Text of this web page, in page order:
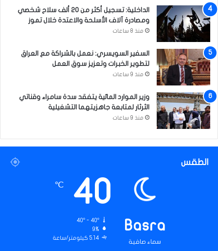
الداخلية: تسجيل أكثر من 20 ألف سلاح شخصي
ومصادرة آلاف الأسلحة والاعتدة خلال تموز
منذ 8 ساعات
السفير السويسري: نعمل بالشراكة مع العراق
لتطوير الخبرات وتعزيز سوق العمل
منذ 9 ساعات
وزير الموارد المائية يتفقد سدة سامراء وقناتي
الثرثار لمتابعة جاهزيتهما التشغيلية
منذ 9 ساعات
الطقس
Basra
سماء صافية
40
℃
40º - 40º
9%
5.14 كيلومتر/ساعة